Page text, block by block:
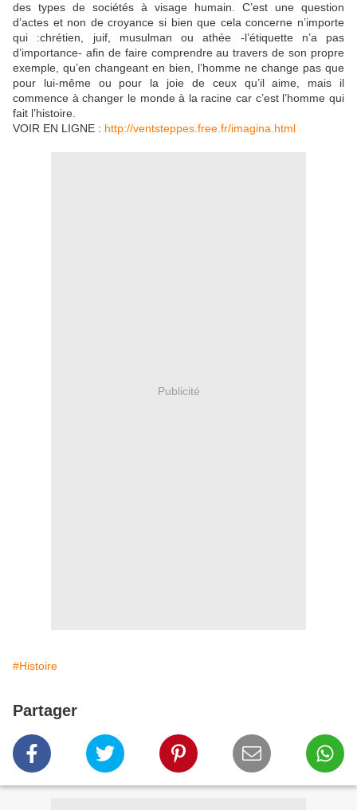
des types de sociétés à visage humain. C’est une question
d’actes et non de croyance si bien que cela concerne n’importe
qui :chrétien, juif, musulman ou athée -l’étiquette n’a pas
d’importance- afin de faire comprendre au travers de son propre
exemple, qu’en changeant en bien, l’homme ne change pas que
pour lui-même ou pour la joie de ceux qu’il aime, mais il
commence à changer le monde à la racine car c’est l’homme qui
fait l’histoire.
VOIR EN LIGNE : http://ventsteppes.free.fr/imagina.html
Publicité
#Histoire
Partager